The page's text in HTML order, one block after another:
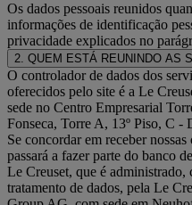
Os dados pessoais reunidos
informações de identificação
privacidade explicados no
2. QUEM ESTÁ REUNINDO AS
O controlador de dados dos
oferecidos pelo site é a Le
sede no Centro Empresarial
Fonseca, Torre A, 13º Piso, C -
Se concordar em receber
passará a fazer parte do banco
Le Creuset, que é administrado,
tratamento de dados, pela Le